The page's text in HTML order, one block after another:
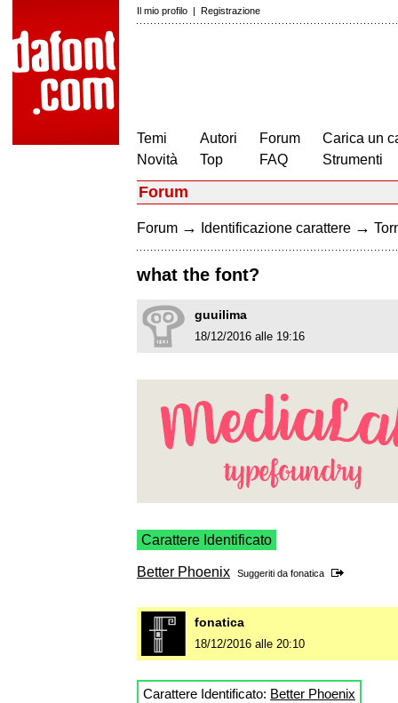
Il mio profilo | Registrazione
Temi
Novità
Autori
Top
Forum
FAQ
Carica un
Strumenti
Forum
Forum → Identificazione carattere →
what the font?
guuilima
18/12/2016 alle 19:16
Carattere Identificato
Better Phoenix Suggeriti da fonatica
fonatica
18/12/2016 alle 20:10
Carattere Identificato: Better Phoenix